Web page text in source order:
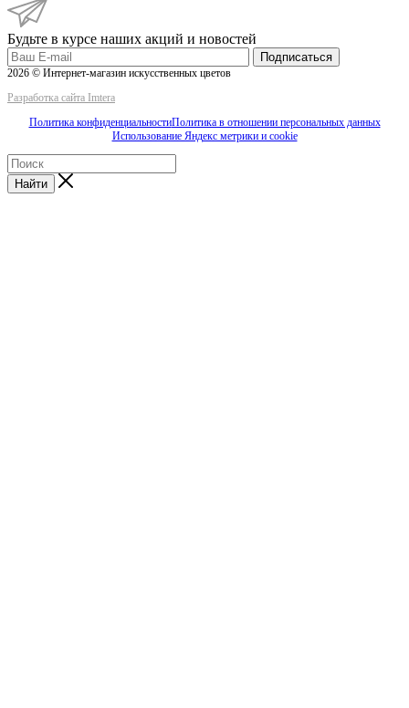
Будьте в курсе наших акций и новостей
Подписаться
2026 © Интернет-магазин искусственных цветов
Разработка сайта Imtera
Политика конфиденциальностиПолитика в отношении персональных данных
Использование Яндекс метрики и cookie
Найти